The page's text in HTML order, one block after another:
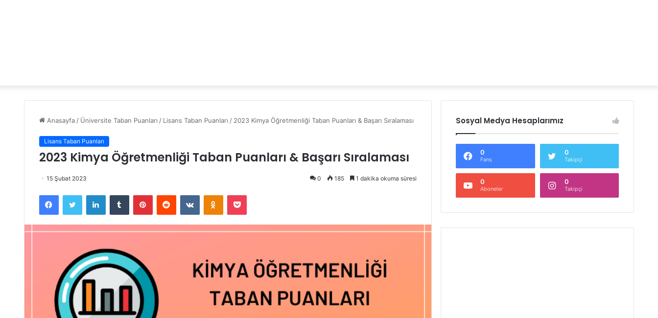
Anasayfa / Üniversite Taban Puanları / Lisans Taban Puanları / 2023 Kimya Öğretmenliği Taban Puanları & Başarı Sıralaması
Lisans Taban Puanları
2023 Kimya Öğretmenliği Taban Puanları & Başarı Sıralaması
15 Şubat 2023 0 185 1 dakika okuma süresi
Facebook Twitter LinkedIn Tumblr Pinterest Reddit VKontakte Odnoklassniki Pocket
Sosyal Medya Hesaplarımız
0
Fans
0
Takipçi
0
Aboneler
0
Takipçi